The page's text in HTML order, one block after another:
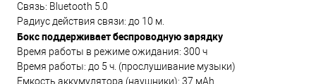
Связь: Bluetooth 5.0
Радиус действия связи: до 10 м.
Бокс поддерживает беспроводную зарядку
Время работы в режиме ожидания: 300 ч
Время работы: до 5 ч. (прослушивание музыки)
Емкость аккумулятора (наушники): 37 мАh